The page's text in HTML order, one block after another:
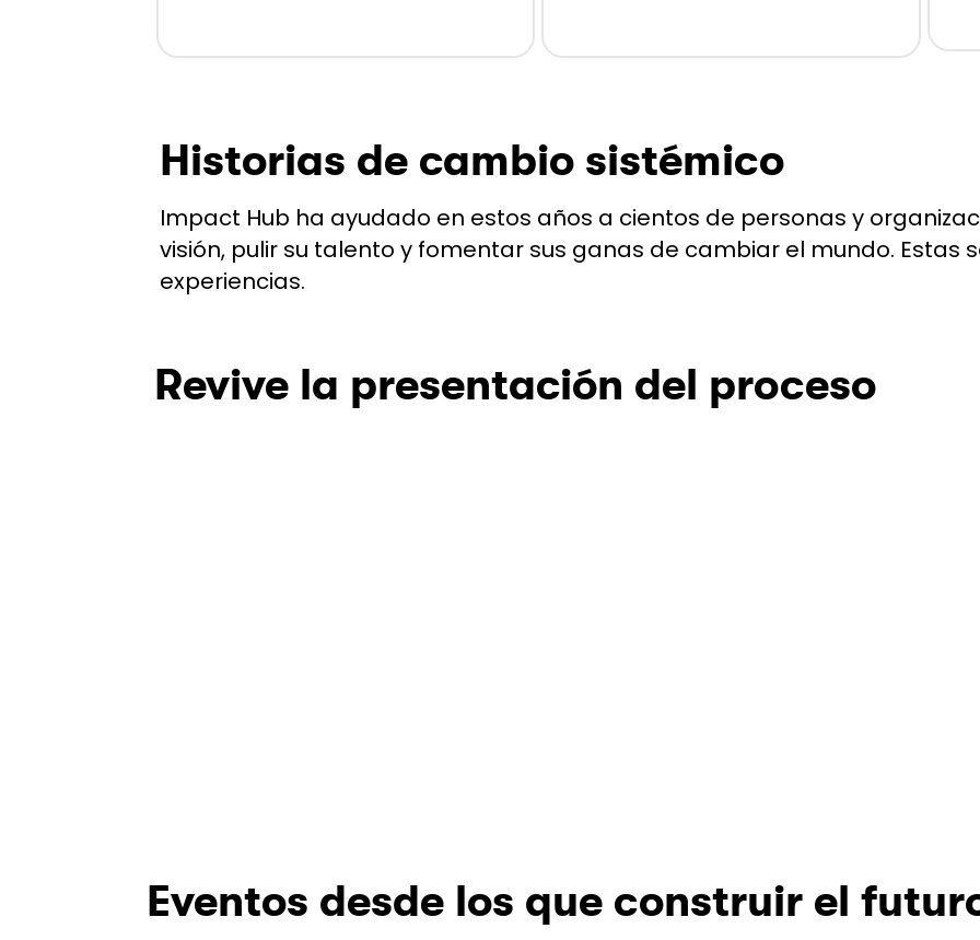
Historias de cambio sistémico
Impact Hub ha ayudado en estos años a cientos de personas y
visión, pulir su talento y fomentar sus ganas de cambiar el mundo. Estas
experiencias.
Revive la presentación del proceso
Eventos desde los que construir el